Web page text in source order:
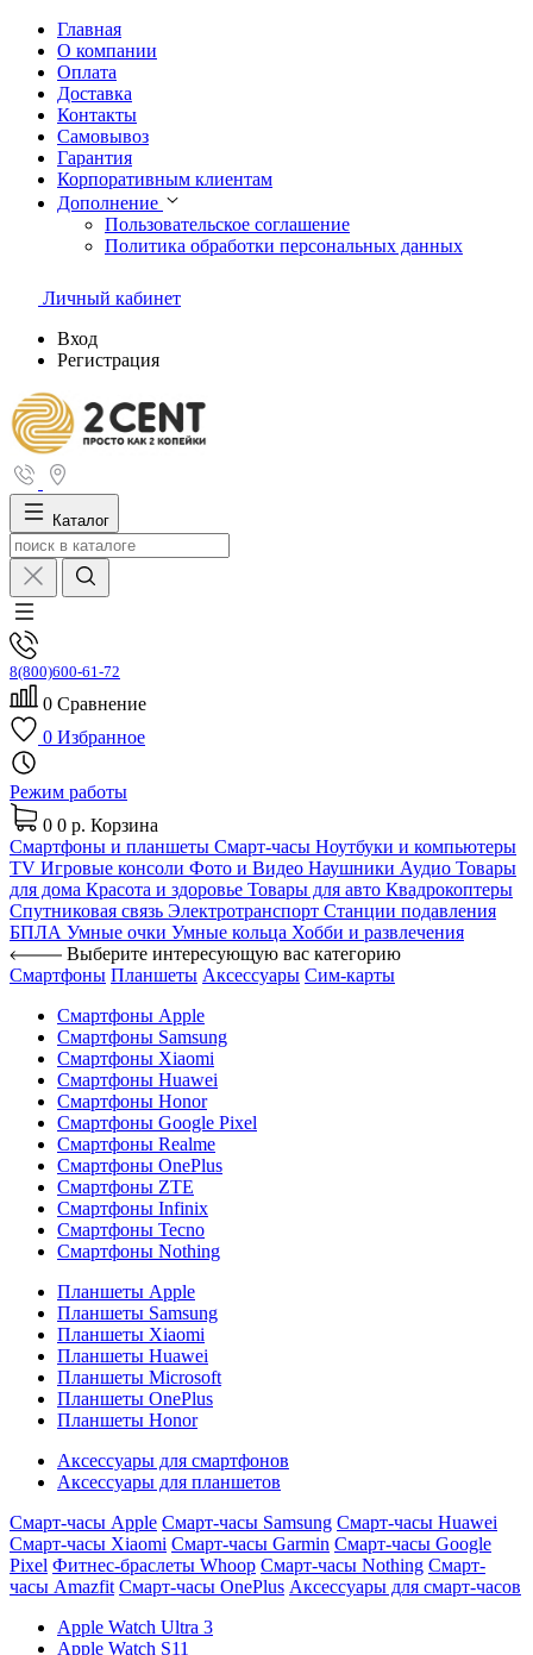
Главная
О компании
Оплата
Доставка
Контакты
Самовывоз
Гарантия
Корпоративным клиентам
Дополнение
Пользовательское соглашение
Политика обработки персональных данных
Личный кабинет
Вход
Регистрация
Каталог
8(800)600-61-72
0 Сравнение
0 Избранное
Режим работы
0 0 р. Корзина
Смартфоны и планшеты Смарт-часы Ноутбуки и компьютеры
TV Игровые консоли Фото и Видео Наушники Аудио Товары
для дома Красота и здоровье Товары для авто Квадрокоптеры
Спутниковая связь Электротранспорт Станции подавления
БПЛА Умные очки Умные кольца Хобби и развлечения
Выберите интересующую вас категорию
Смартфоны Планшеты Аксессуары Сим-карты
Смартфоны Apple
Смартфоны Samsung
Смартфоны Xiaomi
Смартфоны Huawei
Смартфоны Honor
Смартфоны Google Pixel
Смартфоны Realme
Смартфоны OnePlus
Смартфоны ZTE
Смартфоны Infinix
Смартфоны Tecno
Смартфоны Nothing
Планшеты Apple
Планшеты Samsung
Планшеты Xiaomi
Планшеты Huawei
Планшеты Microsoft
Планшеты OnePlus
Планшеты Honor
Аксессуары для смартфонов
Аксессуары для планшетов
Смарт-часы Apple Смарт-часы Samsung Смарт-часы Huawei
Смарт-часы Xiaomi Смарт-часы Garmin Смарт-часы Google
Pixel Фитнес-браслеты Whoop Смарт-часы Nothing Смарт-
часы Amazfit Смарт-часы OnePlus Аксессуары для смарт-часов
Apple Watch Ultra 3
Apple Watch S11